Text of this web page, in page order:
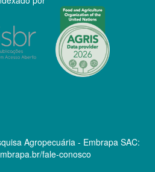
Agropecuária - Embrapa SAC:
fale-conosco